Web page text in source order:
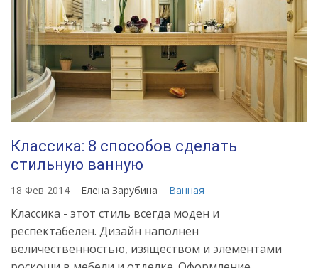
Классика: 8 способов сделать
стильную ванную
18 Фев 2014 Елена Зарубина Ванная
Классика - этот стиль всегда моден и
респектабелен. Дизайн наполнен
величественностью, изяществом и элементами